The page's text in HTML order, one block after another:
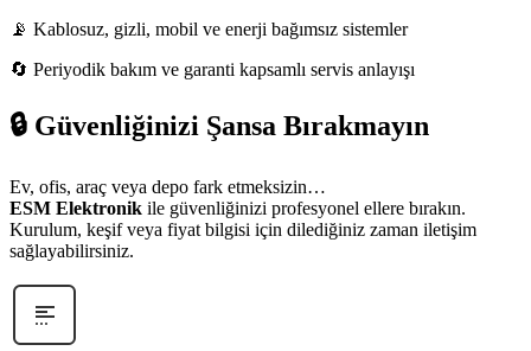
📡 Kablosuz, gizli, mobil ve enerji bağımsız sistemler
🔄 Periyodik bakım ve garanti kapsamlı servis anlayışı
🔒 Güvenliğinizi Şansa Bırakmayın
Ev, ofis, araç veya depo fark etmeksizin…
ESM Elektronik ile güvenliğinizi profesyonel ellere bırakın.
Kurulum, keşif veya fiyat bilgisi için dilediğiniz zaman iletişim
sağlayabilirsiniz.